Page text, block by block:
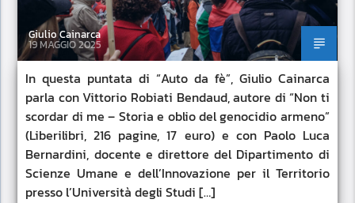
Giulio Cainarca
19 MAGGIO 2025
In questa puntata di “Auto da fè”, Giulio Cainarca
parla con Vittorio Robiati Bendaud, autore di “Non ti
scordar di me – Storia e oblio del genocidio armeno”
(Liberilibri, 216 pagine, 17 euro) e con Paolo Luca
Bernardini, docente e direttore del Dipartimento di
Scienze Umane e dell’Innovazione per il Territorio
presso l’Università degli Studi […]